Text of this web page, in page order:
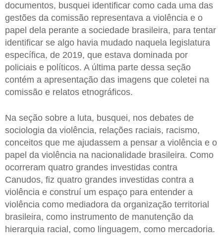
documentos, busquei identificar como cada uma das
gestões da comissão representava a violência e o
papel dela perante a sociedade brasileira, para tentar
identificar se algo havia mudado naquela legislatura
específica, de 2019, que estava dominada por
policiais e políticos. A última parte dessa seção
contém a apresentação das imagens que coletei na
comissão e relatos etnográficos.
Na seção sobre a luta, busquei, nos debates de
sociologia da violência, relações raciais, racismo,
conceitos que me ajudassem a pensar a violência e o
papel da violência na nacionalidade brasileira. Como
ocorreram quatro grandes investidas contra
Canudos, fiz quatro grandes investidas contra a
violência e construí um espaço para entender a
violência como mediadora da organização territorial
brasileira, como instrumento de manutenção da
hierarquia racial, como linguagem, como mercadoria.